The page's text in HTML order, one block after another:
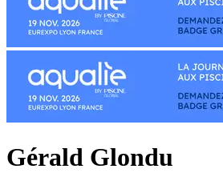
Gérald Glondu